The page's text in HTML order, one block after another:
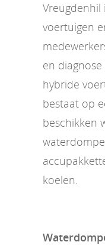
Vreugdenhil
voertuigen
en
hybride
bestaat op
beschikken
koelen.